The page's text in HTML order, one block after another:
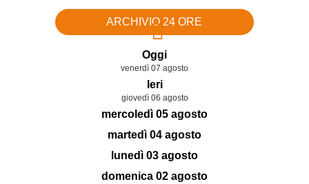
ARCHIVIO 24 ORE
Oggi
venerdì 07 agosto
Ieri
giovedì 06 agosto
mercoledì 05 agosto
martedì 04 agosto
lunedì 03 agosto
domenica 02 agosto